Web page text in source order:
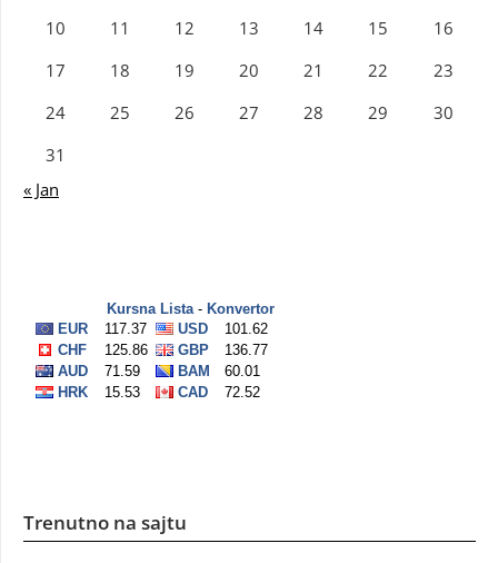
10
11 12 13 14 15
16
17
18 19 20 21 22
23
24
25 26 27 28 29
30
31
« Jan
Trenutno na sajtu